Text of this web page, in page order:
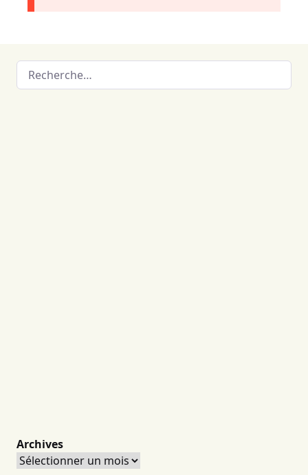
Archives
Archives